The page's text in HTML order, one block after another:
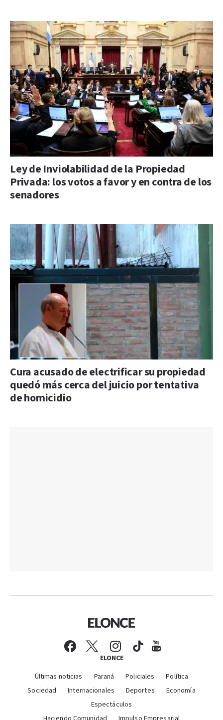
Ley de Inviolabilidad de la Propiedad
Privada: los votos a favor y en contra de los
senadores
Cura acusado de electrificar su propiedad
quedó más cerca del juicio por tentativa
de homicidio
ELONCE
Últimas noticias Paraná Policiales
Política
Sociedad
Internacionales Deportes
Economía
Espectáculos